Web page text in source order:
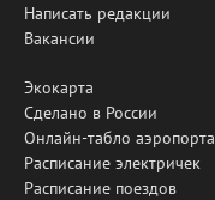
Написать редакции
Вакансии
Экокарта
Сделано в России
Онлайн-табло аэропорта
Расписание электричек
Расписание поездов